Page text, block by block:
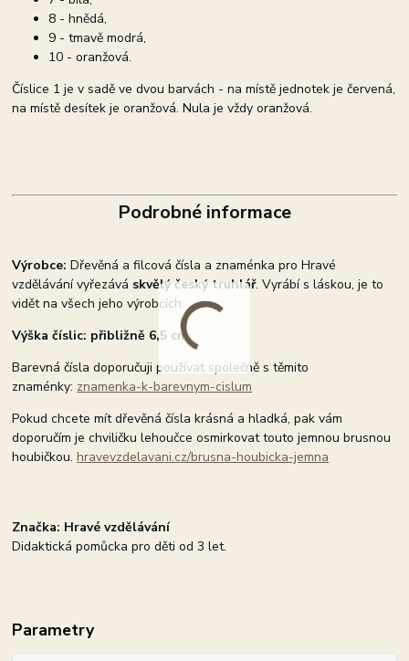
8 - hnědá,
9 - tmavě modrá,
10 - oranžová.
Číslice 1 je v sadě ve dvou barvách - na místě jednotek je červená,
na místě desítek je oranžová. Nula je vždy oranžová.
Podrobné informace
Výrobce:Dřevěná a filcová čísla a znaménka pro Hravé
vzdělávání vyřezává skvělý český truhlář. Vyrábí s láskou, je to
vidět na všech jeho výrobcích.
Výška číslic: přibližně 6,5 cm
Barevná čísla doporučuji používat společně s těmito
znaménky: znamenka-k-barevnym-cislum
Pokud chcete mít dřevěná čísla krásná a hladká, pak vám
doporučím je chviličku lehoučce osmirkovat touto jemnou brusnou
houbičkou.hravevzdelavani.cz/brusna-houbicka-jemna
Značka: Hravé vzdělávání
Didaktická pomůcka pro děti od 3 let.
Parametry